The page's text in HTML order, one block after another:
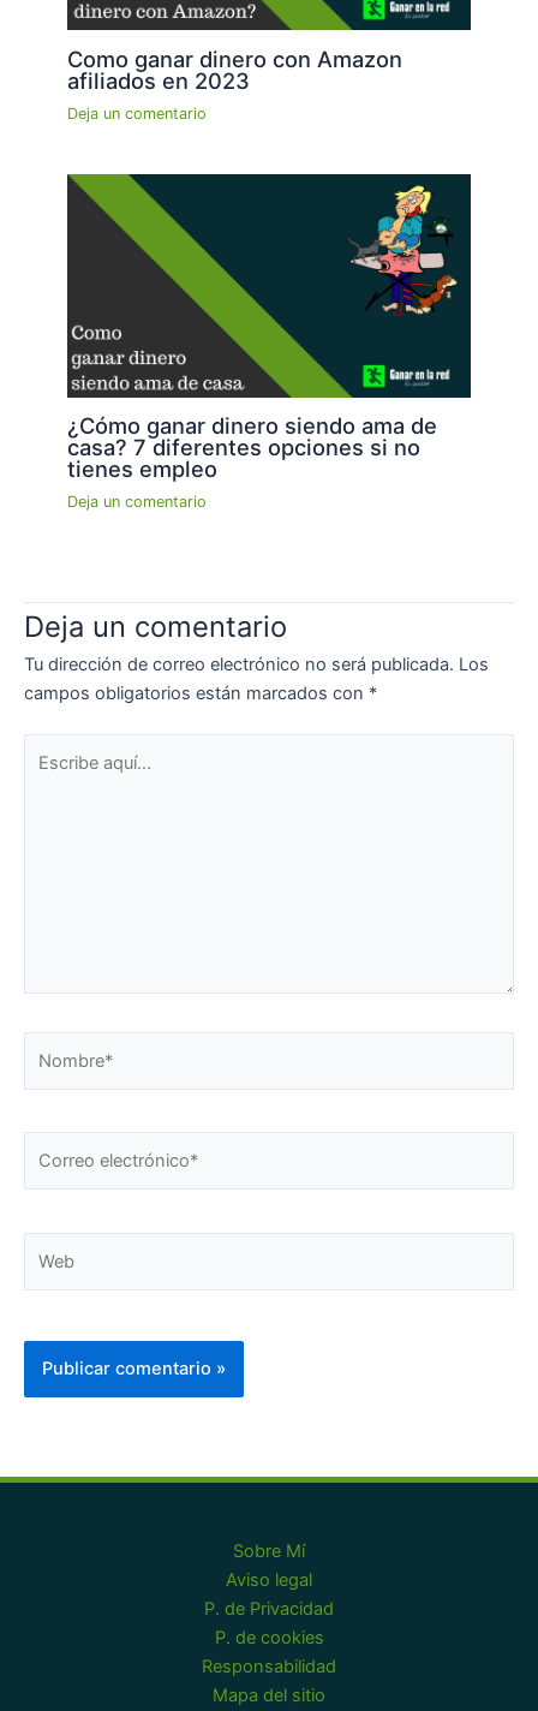
Como ganar dinero con Amazon
afiliados en 2023
Deja un comentario
¿Cómo ganar dinero siendo ama de
casa? 7 diferentes opciones si no
tienes empleo
Deja un comentario
Deja un comentario
Tu dirección de correo electrónico no será publicada. Los
campos obligatorios están marcados con *
aquí...
electrónico*
Sobre Mí
Aviso legal
P. de Privacidad
P. de cookies
Responsabilidad
Mapa del sitio